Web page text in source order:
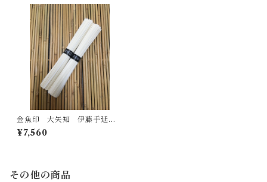
金魚印 大矢知 伊藤手延製
麺所 最高級手延そうめん（5
0ｇ×100束）
¥7,560
その他の商品